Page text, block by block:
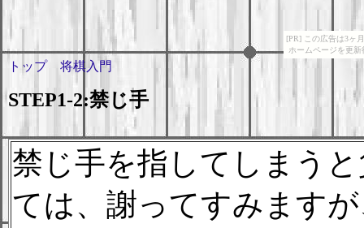
[PR] この広告は3ヶ
ホームページを更
トップ 将棋入門
STEP1-2:禁じ手
禁じ手を指してしまう
ては、謝ってすみます